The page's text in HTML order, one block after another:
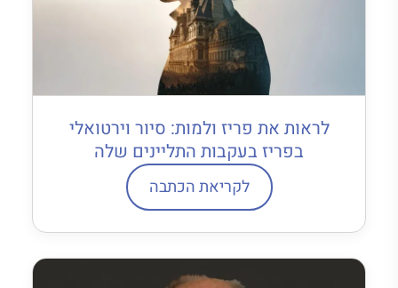
לראות את פריז ולמות: סיור וירטואלי
בפריז בעקבות התליינים שלה
לקריאת הכתבה